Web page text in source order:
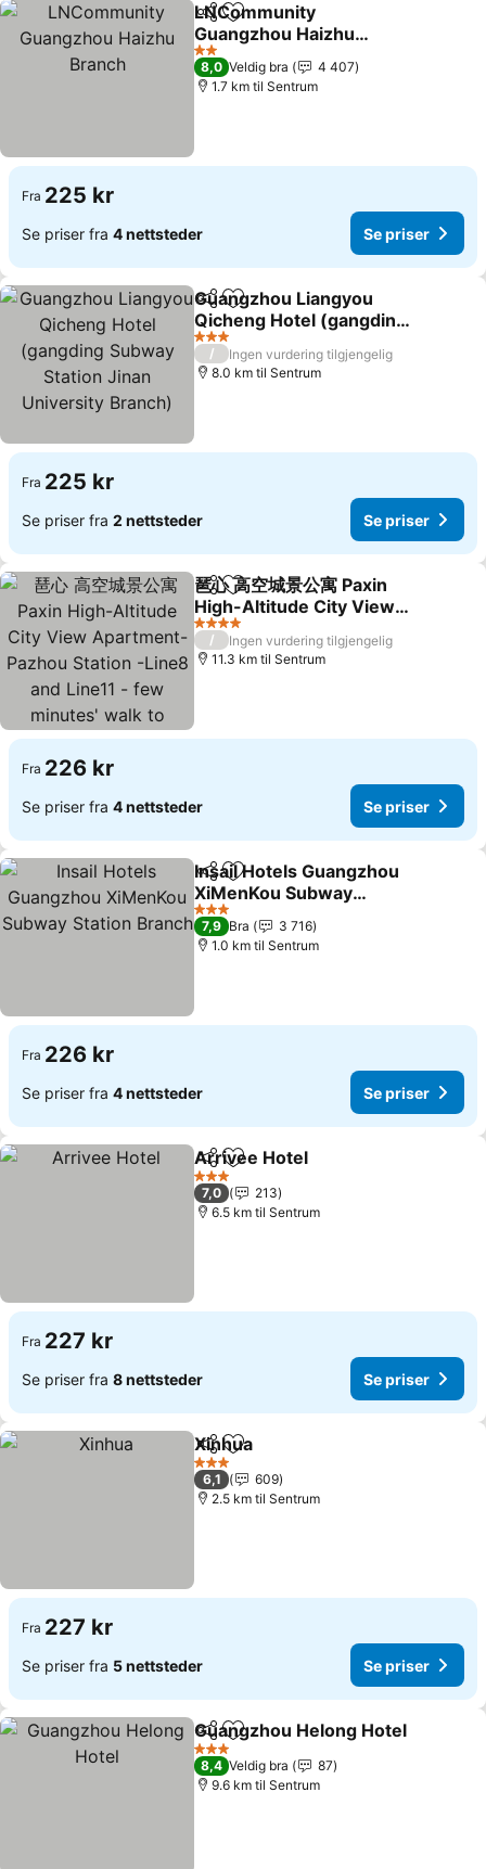
Del Legg til i favoritter
LNCommunity
Guangzhou Haizhu
Branch
2 Stjerner
8,0 Veldig bra
4 407
1.7 km til Sentrum
Fra 225 kr
Se priser fra 4 nettsteder Se priser
Del Legg til i favoritter
Guangzhou Liangyou
Qicheng Hotel (gangding
Subway Station Jinan
University Branch)
3 Stjerner
/
Ingen vurdering tilgjengelig
8.0 km til Sentrum
Fra 225 kr
Se priser fra 2 nettsteder Se priser
Del Legg til i favoritter
琶心 高空城景公寓 Paxin
High-Altitude City View
Apartment- Pazhou
Station -Line8 and Line11
- few minutes' walk to
4 Stjerner
/
Ingen vurdering tilgjengelig
11.3 km til Sentrum
Fra 226 kr
Se priser fra 4 nettsteder Se priser
Del Legg til i favoritter
Insail Hotels Guangzhou
XiMenKou Subway
Station Branch
3 Stjerner
7,9 Bra
3 716
1.0 km til Sentrum
Fra 226 kr
Se priser fra 4 nettsteder Se priser
Del Legg til i favoritter
Arrivee Hotel
3 Stjerner
7,0
213
6.5 km til Sentrum
Fra 227 kr
Se priser fra 8 nettsteder Se priser
Del Legg til i favoritter
Xinhua
3 Stjerner
6,1
609
2.5 km til Sentrum
Fra 227 kr
Se priser fra 5 nettsteder Se priser
Del Legg til i favoritter
Guangzhou Helong Hotel
3 Stjerner
8,4 Veldig bra
87
9.6 km til Sentrum